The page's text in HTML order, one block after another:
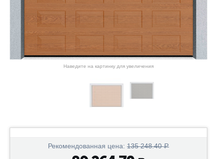
Наведите на картинку для увеличения
Рекомендованная цена: 135 248.40 Р